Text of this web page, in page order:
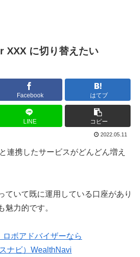
XXX に切り替えたい
Facebook はてブ
LINE コピー
2022.05.11
連携したサービスがどんどん増え
ていて既に運用している口座があり
魅力的です。
ボアドバイザーなら
ナビ） WealthNavi